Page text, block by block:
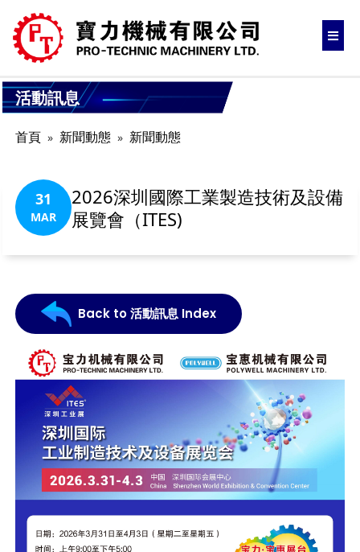
活動訊息
首頁 新聞動態 新聞動態
31
MAR
2026深圳國際工業製造技術及設備
展覽會（ITES)
Back to 活動訊息 Index